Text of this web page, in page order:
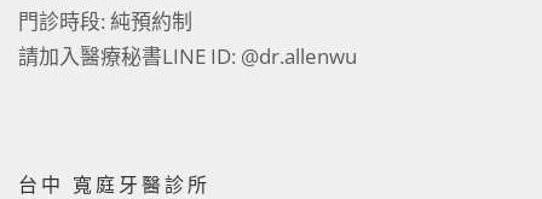
門診時段: 純預約制
請加入醫療秘書LINE ID: @dr.allenwu
台中 寬庭牙醫診所